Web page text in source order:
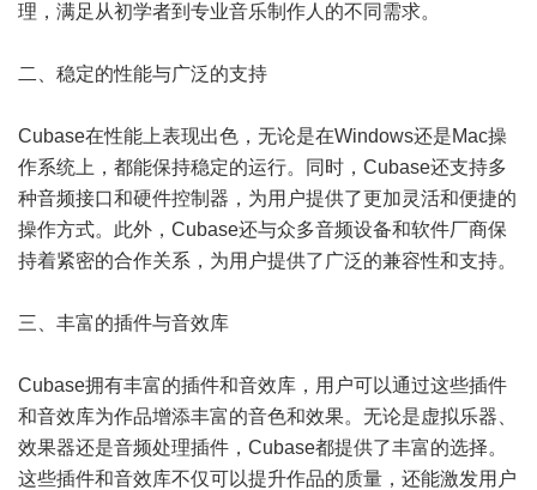
理，满足从初学者到专业音乐制作人的不同需求。
二、稳定的性能与广泛的支持
Cubase在性能上表现出色，无论是在Windows还是Mac操
作系统上，都能保持稳定的运行。同时，Cubase还支持多
种音频接口和硬件控制器，为用户提供了更加灵活和便捷的
操作方式。此外，Cubase还与众多音频设备和软件厂商保
持着紧密的合作关系，为用户提供了广泛的兼容性和支持。
三、丰富的插件与音效库
Cubase拥有丰富的插件和音效库，用户可以通过这些插件
和音效库为作品增添丰富的音色和效果。无论是虚拟乐器、
效果器还是音频处理插件，Cubase都提供了丰富的选择。
这些插件和音效库不仅可以提升作品的质量，还能激发用户